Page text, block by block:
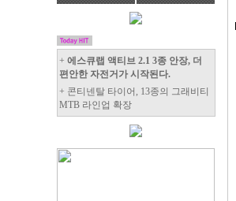
+ 에스큐랩 액티브 2.1 3종 안장, 더
편안한 자전거가 시작된다.
+ 콘티넨탈 타이어, 13종의 그래비티
MTB 라인업 확장